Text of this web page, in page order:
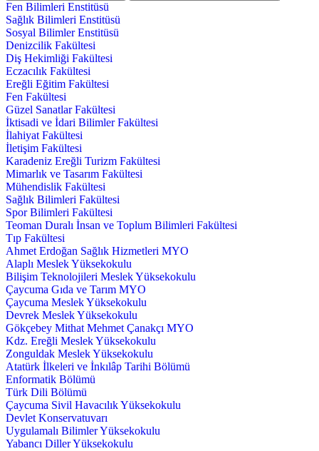
Fen Bilimleri Enstitüsü
Sağlık Bilimleri Enstitüsü
Sosyal Bilimler Enstitüsü
Denizcilik Fakültesi
Diş Hekimliği Fakültesi
Eczacılık Fakültesi
Ereğli Eğitim Fakültesi
Fen Fakültesi
Güzel Sanatlar Fakültesi
İktisadi ve İdari Bilimler Fakültesi
İlahiyat Fakültesi
İletişim Fakültesi
Karadeniz Ereğli Turizm Fakültesi
Mimarlık ve Tasarım Fakültesi
Mühendislik Fakültesi
Sağlık Bilimleri Fakültesi
Spor Bilimleri Fakültesi
Teoman Duralı İnsan ve Toplum Bilimleri Fakültesi
Tıp Fakültesi
Ahmet Erdoğan Sağlık Hizmetleri MYO
Alaplı Meslek Yüksekokulu
Bilişim Teknolojileri Meslek Yüksekokulu
Çaycuma Gıda ve Tarım MYO
Çaycuma Meslek Yüksekokulu
Devrek Meslek Yüksekokulu
Gökçebey Mithat Mehmet Çanakçı MYO
Kdz. Ereğli Meslek Yüksekokulu
Zonguldak Meslek Yüksekokulu
Atatürk İlkeleri ve İnkılâp Tarihi Bölümü
Enformatik Bölümü
Türk Dili Bölümü
Çaycuma Sivil Havacılık Yüksekokulu
Devlet Konservatuvarı
Uygulamalı Bilimler Yüksekokulu
Yabancı Diller Yüksekokulu